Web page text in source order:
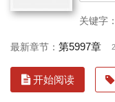
关键字
最新章节： 第5997章
开始阅读